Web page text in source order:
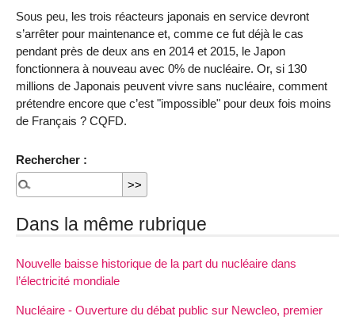
Sous peu, les trois réacteurs japonais en service devront
s’arrêter pour maintenance et, comme ce fut déjà le cas
pendant près de deux ans en 2014 et 2015, le Japon
fonctionnera à nouveau avec 0% de nucléaire. Or, si 130
millions de Japonais peuvent vivre sans nucléaire, comment
prétendre encore que c’est "impossible" pour deux fois moins
de Français ? CQFD.
Rechercher :
Dans la même rubrique
Nouvelle baisse historique de la part du nucléaire dans
l’électricité mondiale
Nucléaire - Ouverture du débat public sur Newcleo, premier